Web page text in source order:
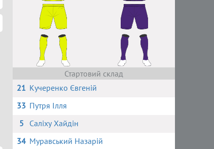
Стартовий склад
21 Кучеренко Євгеній
33 Путря Ілля
5
Саліху Хайдін
34 Муравський Назарій